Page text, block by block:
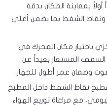
بمعاينة المكان بدقة
الشفط بما يضمن أعلى
باختيار مكان المحرك في
المستعار بعيداً عن
وضمان عمر أطول للجهاز.
نقاط الشفط داخل المطبخ
مع مراعاة توزيع الهواء